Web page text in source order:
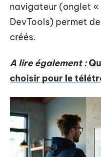
navigateur (onglet «
DevTools) permet
créés.
A lire également :
choisir pour le